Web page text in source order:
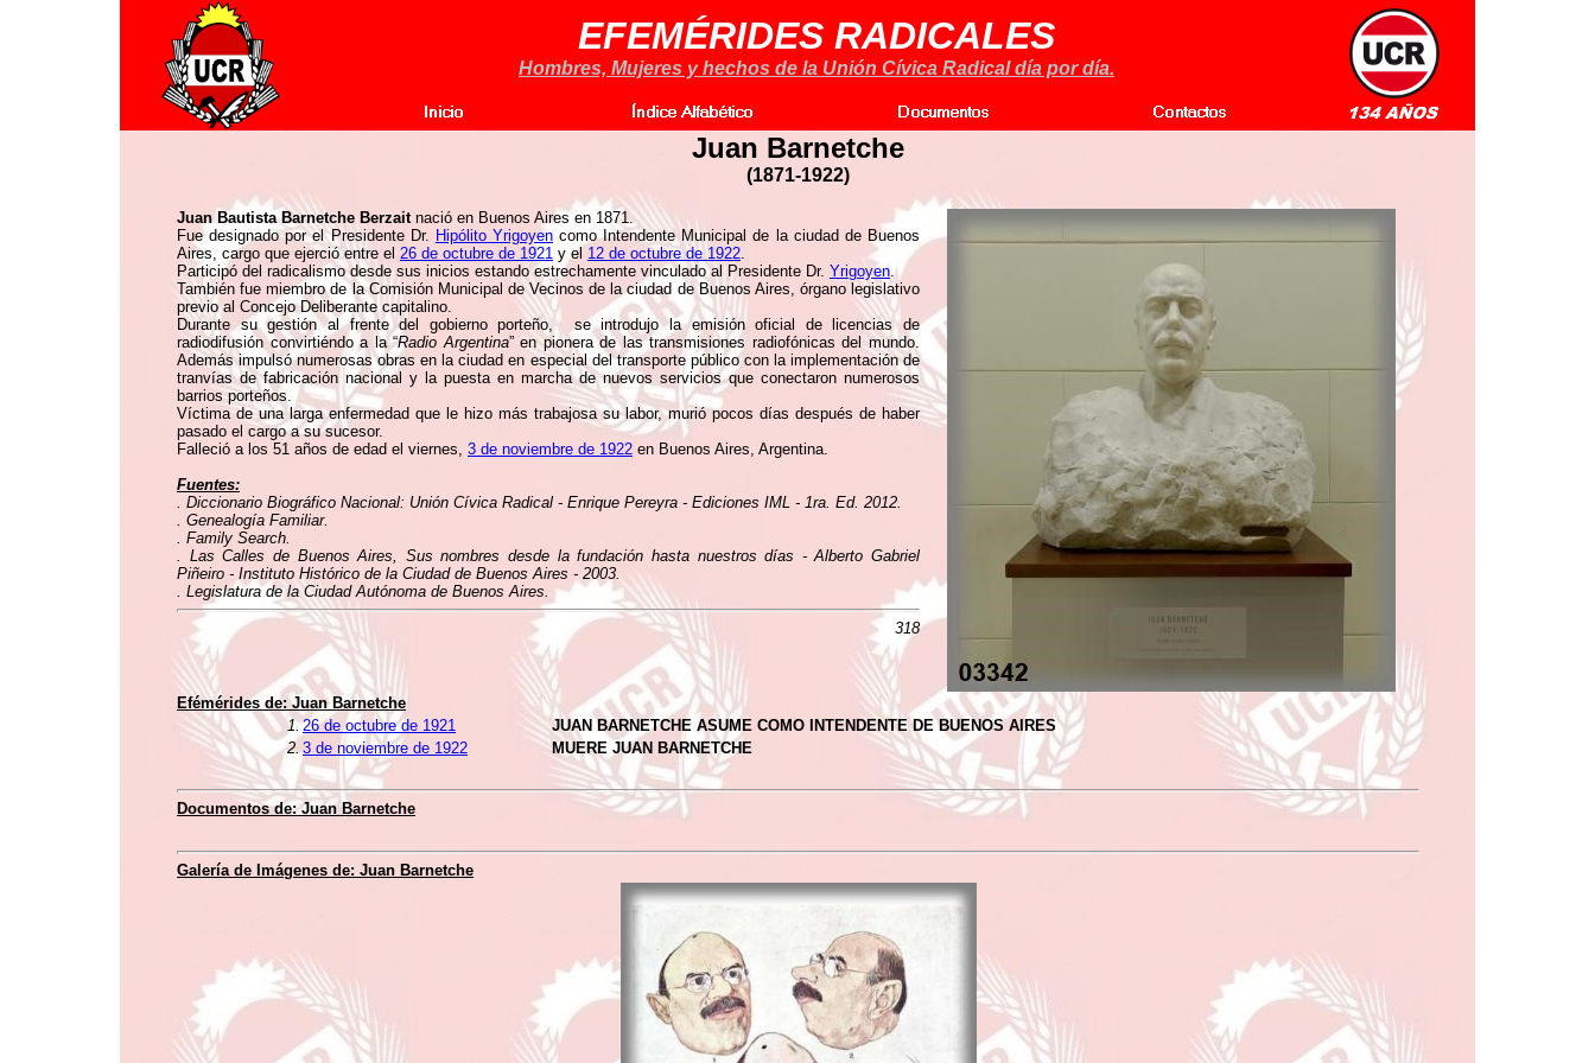
EFEMÉRIDES RADICALES
Hombres, Mujeres y hechos de la Unión Cívica Radical día por día.
Juan Barnetche
(1871-1922)
Juan Bautista Barnetche Berzaitnació en Buenos Aires en 1871.
Fue designado por el Presidente Dr. Hipólito Yrigoyencomo Intendente Municipal de la ciudad de Buenos
Aires, cargo que ejerció entre el 26 de octubre de 1921 y el 12 de octubre de 1922.
Participó del radicalismo desde sus inicios estando estrechamente vinculado al Presidente Dr. Yrigoyen.
También fue miembro de la Comisión Municipal de Vecinos de la ciudad de Buenos Aires, órgano legislativo
previo al Concejo Deliberante capitalino.
Durante su gestión al frente del gobierno porteño, se introdujo la emisión oficial de licencias de
radiodifusión convirtiéndo a la “Radio Argentina” en pionera de las transmisiones radiofónicas del mundo.
Además impulsó numerosas obras en la ciudad en especial del transporte público con la implementación de
tranvías de fabricación nacional y la puesta en marcha de nuevos servicios que conectaron numerosos
barrios porteños.
Víctima de una larga enfermedad que le hizo más trabajosa su labor, murió pocos días después de haber
pasado el cargo a su sucesor.
Falleció a los 51 años de edad el viernes, 3 de noviembre de 1922 en Buenos Aires, Argentina.
Fuentes:
. Diccionario Biográfico Nacional: Unión Cívica Radical - Enrique Pereyra - Ediciones IML - 1ra. Ed. 2012.
. Genealogía Familiar.
. Family Search.
. Las Calles de Buenos Aires, Sus nombres desde la fundación hasta nuestros días - Alberto Gabriel
Piñeiro - Instituto Histórico de la Ciudad de Buenos Aires - 2003.
. Legislatura de la Ciudad Autónoma de Buenos Aires.
318
Efémérides de: Juan Barnetche
1.26 de octubre de 1921
JUAN BARNETCHE ASUME COMO INTENDENTE DE BUENOS AIRES
2. 3 de noviembre de 1922 MUERE JUAN BARNETCHE
Documentos de: Juan Barnetche
Galería de Imágenes de: Juan Barnetche